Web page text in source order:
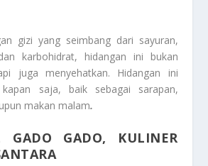
gizi yang seimbang dari sayuran,
karbohidrat, hidangan ini bukan
juga menyehatkan. Hidangan ini
saja, baik sebagai sarapan,
makan malam.
GADO GADO, KULINER